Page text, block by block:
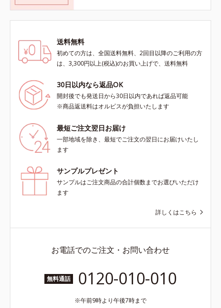
送料無料
初めての方は、全国送料無料、2回目以降のご利用の方
は、3,300円以上(税込)のお買い上げで、送料無料
30日以内なら返品OK
開封後でも発送日から30日以内であれば返品可能
※商品返送料はオルビスが負担いたします
最短ご注文翌日お届け
一部地域を除き、最短でご注文の翌日にお届けいたし
ます
サンプルプレゼント
サンプルはご注文商品の合計個数までお選びいただけ
ます
詳しくはこちら
お電話でのご注文・お問い合わせ
無料通話 0120-010-010
午前9時より午後7時まで